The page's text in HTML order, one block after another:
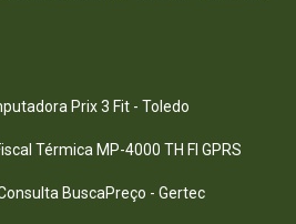
Prix 3 Fit - Toledo
Térmica MP-4000 TH FI GPRS
BuscaPreço - Gertec